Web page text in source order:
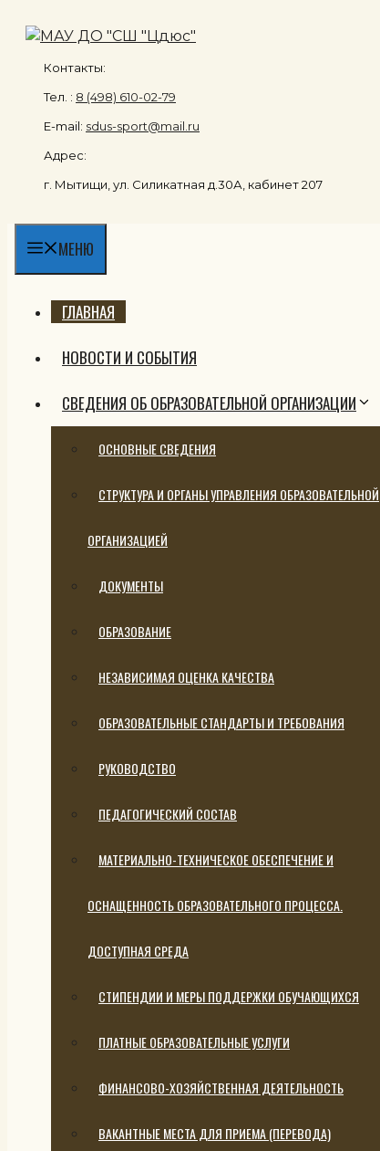
содержимому
Контакты:
Тел. : 8 (498) 610-02-79
E-mail: sdus-sport@mail.ru
Адрес:
г. Мытищи, ул. Силикатная д.30А, кабинет 207
МЕНЮ
ГЛАВНАЯ
НОВОСТИ И СОБЫТИЯ
СВЕДЕНИЯ ОБ ОБРАЗОВАТЕЛЬНОЙ ОРГАНИЗАЦИИ
ОСНОВНЫЕ СВЕДЕНИЯ
СТРУКТУРА И ОРГАНЫ УПРАВЛЕНИЯ ОБРАЗОВАТЕЛЬНОЙ
ОРГАНИЗАЦИЕЙ
ДОКУМЕНТЫ
ОБРАЗОВАНИЕ
НЕЗАВИСИМАЯ ОЦЕНКА КАЧЕСТВА
ОБРАЗОВАТЕЛЬНЫЕ СТАНДАРТЫ И ТРЕБОВАНИЯ
РУКОВОДСТВО
ПЕДАГОГИЧЕСКИЙ СОСТАВ
МАТЕРИАЛЬНО-ТЕХНИЧЕСКОЕ ОБЕСПЕЧЕНИЕ И
ОСНАЩЕННОСТЬ ОБРАЗОВАТЕЛЬНОГО ПРОЦЕССА.
ДОСТУПНАЯ СРЕДА
СТИПЕНДИИ И МЕРЫ ПОДДЕРЖКИ ОБУЧАЮЩИХСЯ
ПЛАТНЫЕ ОБРАЗОВАТЕЛЬНЫЕ УСЛУГИ
ФИНАНСОВО-ХОЗЯЙСТВЕННАЯ ДЕЯТЕЛЬНОСТЬ
ВАКАНТНЫЕ МЕСТА ДЛЯ ПРИЕМА (ПЕРЕВОДА)